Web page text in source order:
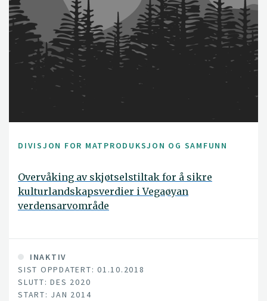
DIVISJON FOR MATPRODUKSJON OG SAMFUNN
Overvåking av skjøtselstiltak for å sikre
kulturlandskapsverdier i Vegaøyan
verdensarvområde
INAKTIV
SIST OPPDATERT: 01.10.2018
SLUTT: DES 2020
START: JAN 2014